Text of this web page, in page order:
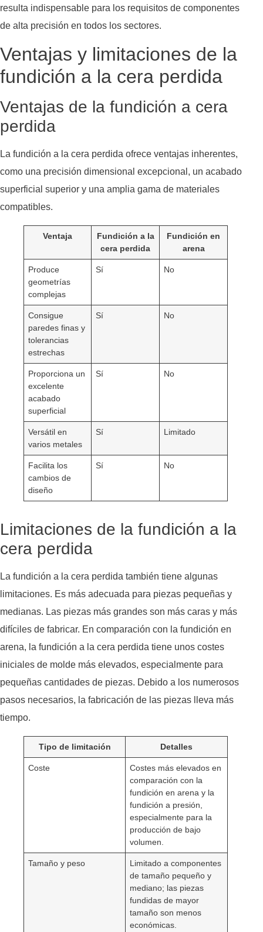
resulta indispensable para los requisitos de componentes
de alta precisión en todos los sectores.
Ventajas y limitaciones de la
fundición a la cera perdida
Ventajas de la fundición a cera
perdida
La fundición a la cera perdida ofrece ventajas inherentes,
como una precisión dimensional excepcional, un acabado
superficial superior y una amplia gama de materiales
compatibles.
Ventaja
Fundición a la
cera perdida
Fundición en
arena
Produce
geometrías
complejas
Sí No
Consigue
paredes finas y
tolerancias
estrechas
Sí No
Proporciona un
excelente
acabado
superficial
Sí No
Versátil en
varios metales
Sí Limitado
Facilita los
cambios de
diseño
Sí No
Limitaciones de la fundición a la
cera perdida
La fundición a la cera perdida también tiene algunas
limitaciones. Es más adecuada para piezas pequeñas y
medianas. Las piezas más grandes son más caras y más
difíciles de fabricar. En comparación con la fundición en
arena, la fundición a la cera perdida tiene unos costes
iniciales de molde más elevados, especialmente para
pequeñas cantidades de piezas. Debido a los numerosos
pasos necesarios, la fabricación de las piezas lleva más
tiempo.
Tipo de limitación Detalles
Coste
Costes más elevados en
comparación con la
fundición en arena y la
fundición a presión,
especialmente para la
producción de bajo
volumen.
Tamaño y peso
Limitado a componentes
de tamaño pequeño y
mediano; las piezas
fundidas de mayor
tamaño son menos
económicas.